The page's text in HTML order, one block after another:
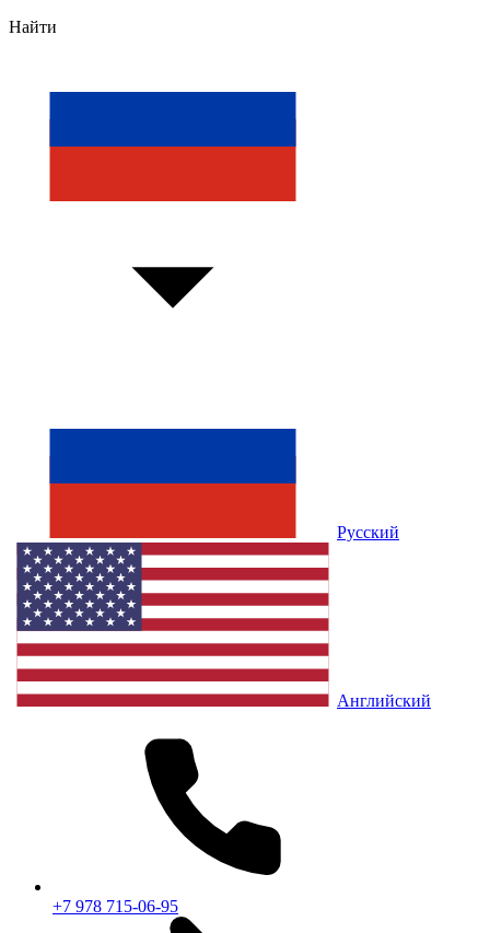
Найти
Русский
Английский
+7 978 715-06-95